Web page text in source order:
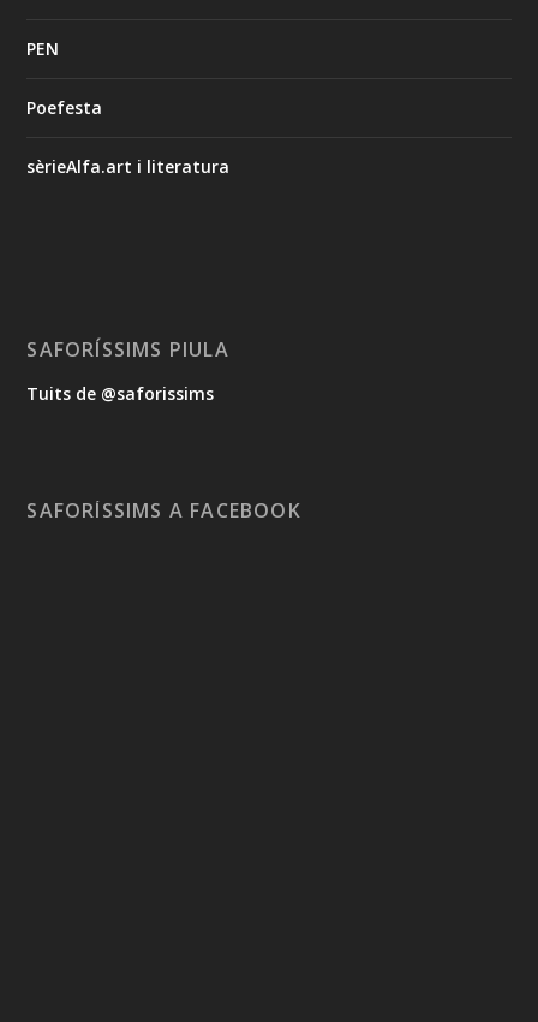
PEN
Poefesta
sèrieAlfa.art i literatura
SAFORÍSSIMS PIULA
Tuits de @saforissims
SAFORÍSSIMS A FACEBOOK